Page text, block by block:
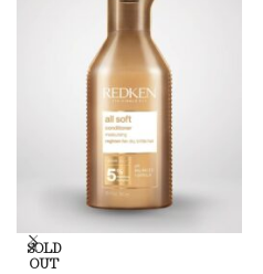
SOLD
OUT